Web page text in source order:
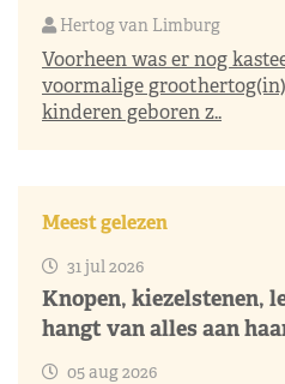
Hertog van Limburg
Voorheen was er nog
voormalige
kinderen geboren z..
Meest gelezen
31 jul 2026
Knopen, kiezelstenen,
hangt van alles aan
05 aug 2026